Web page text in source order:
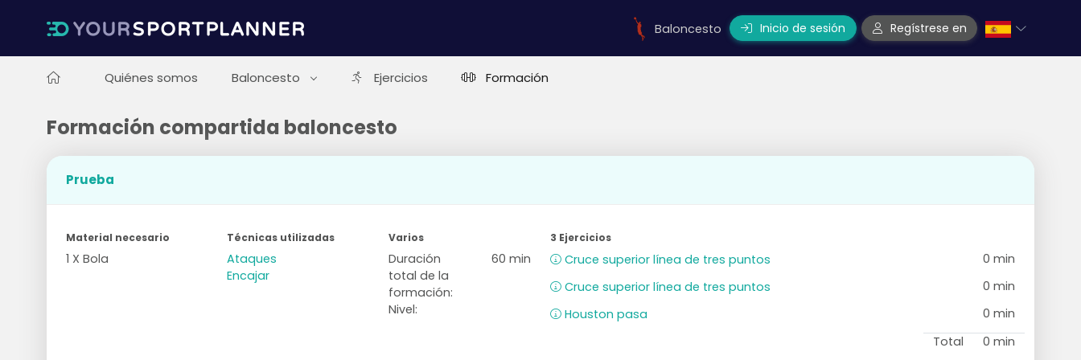
Baloncesto Inicio de sesión Regístrese en
Quiénes somos Baloncesto Ejercicios Formación
Formación compartida baloncesto
Prueba
Material necesario
1 X Bola
Técnicas utilizadas
Ataques
Encajar
Varios
Duración
total de la
formación:
60 min
Nivel:
3 Ejercicios
Cruce superior línea de tres puntos
0 min
Cruce superior línea de tres puntos
0 min
Houston pasa
0 min
Total
0 min